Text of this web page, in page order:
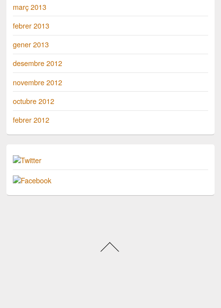
març 2013
febrer 2013
gener 2013
desembre 2012
novembre 2012
octubre 2012
febrer 2012